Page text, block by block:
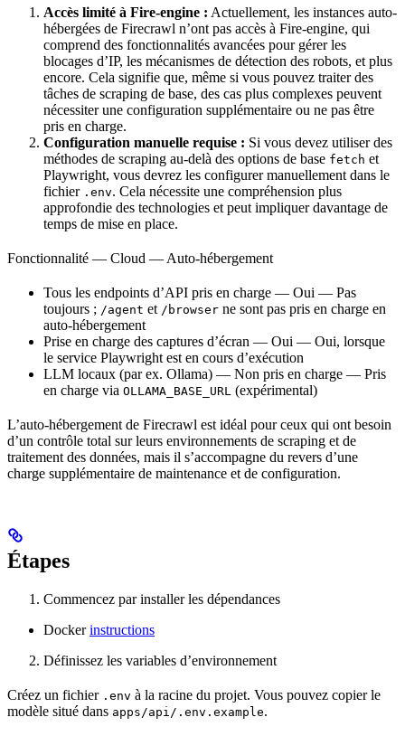
Accès limité à Fire-engine : Actuellement, les instances auto-
hébergées de Firecrawl n’ont pas accès à Fire-engine, qui
comprend des fonctionnalités avancées pour gérer les
blocages d’IP, les mécanismes de détection des robots, et plus
encore. Cela signifie que, même si vous pouvez traiter des
tâches de scraping de base, des cas plus complexes peuvent
nécessiter une configuration supplémentaire ou ne pas être
pris en charge.
Configuration manuelle requise : Si vous devez utiliser des
méthodes de scraping au-delà des options de base fetch et
Playwright, vous devrez les configurer manuellement dans le
fichier .env. Cela nécessite une compréhension plus
approfondie des technologies et peut impliquer davantage de
temps de mise en place.
Fonctionnalité — Cloud — Auto-hébergement
Tous les endpoints d’API pris en charge — Oui — Pas
toujours ; /agent et /browser ne sont pas pris en charge en
auto-hébergement
Prise en charge des captures d’écran — Oui — Oui, lorsque
le service Playwright est en cours d’exécution
LLM locaux (par ex. Ollama) — Non pris en charge — Pris
en charge via OLLAMA_BASE_URL (expérimental)
L’auto-hébergement de Firecrawl est idéal pour ceux qui ont besoin
d’un contrôle total sur leurs environnements de scraping et de
traitement des données, mais il s’accompagne du revers d’une
charge supplémentaire de maintenance et de configuration.
Étapes
Commencez par installer les dépendances
Dockerinstructions
Définissez les variables d’environnement
Créez un fichier .env à la racine du projet. Vous pouvez copier le
modèle situé dans apps/api/.env.example.